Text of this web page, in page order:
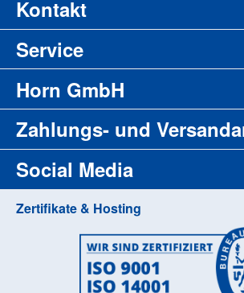
Kontakt
Service
Horn GmbH
Zahlungs- und
Social Media
Zertifikate & Hosting